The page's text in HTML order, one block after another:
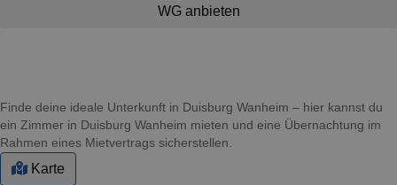
WG anbieten
Finde deine ideale Unterkunft in Duisburg Wanheim – hier kannst du
ein Zimmer in Duisburg Wanheim mieten und eine Übernachtung im
Rahmen eines Mietvertrags sicherstellen.
Karte